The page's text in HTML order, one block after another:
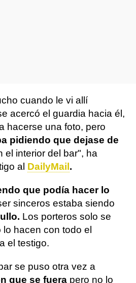
cuando le vi allí
acercó el guardia hacia él,
hacerse una foto, pero
pidiendo que dejase de
el interior del bar", ha
al DailyMail .
que podía hacer lo
sinceros estaba siendo
Los porteros solo se
hacen con todo el
el testigo.
se puso otra vez a
que se fuera pero no lo